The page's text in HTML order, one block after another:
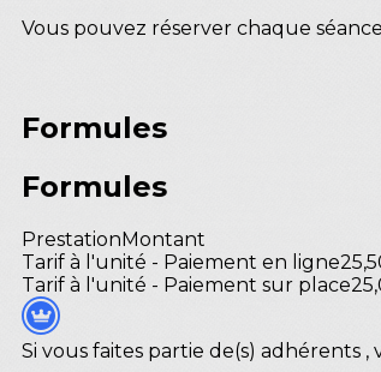
Vous pouvez réserver chaque
Formules
Formules
PrestationMontant
Tarif à l'unité - Paiement en ligne
Tarif à l'unité - Paiement sur place
Si vous faites partie de(s) adhérents